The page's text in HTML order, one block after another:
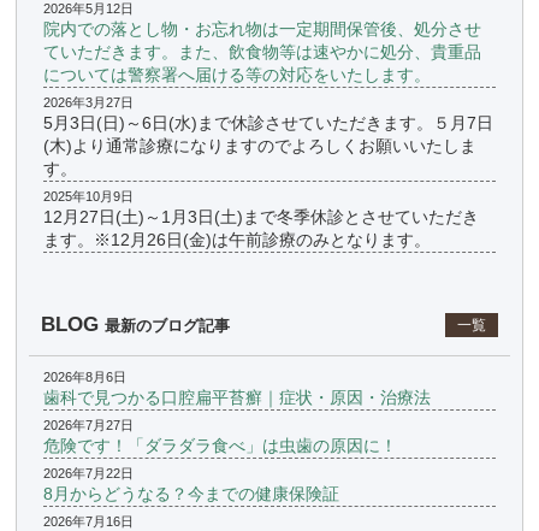
2026年5月12日
院内での落とし物・お忘れ物は一定期間保管後、処分させ
ていただきます。また、飲食物等は速やかに処分、貴重品
については警察署へ届ける等の対応をいたします。
2026年3月27日
5月3日(日)～6日(水)まで休診させていただきます。５月7日
(木)より通常診療になりますのでよろしくお願いいたしま
す。
2025年10月9日
12月27日(土)～1月3日(土)まで冬季休診とさせていただき
ます。※12月26日(金)は午前診療のみとなります。
BLOG 最新のブログ記事 一覧
2026年8月6日
歯科で見つかる口腔扁平苔癬｜症状・原因・治療法
2026年7月27日
危険です！「ダラダラ食べ」は虫歯の原因に！
2026年7月22日
8月からどうなる？今までの健康保険証
2026年7月16日